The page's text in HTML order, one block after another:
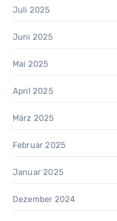
Juli 2025
Juni 2025
Mai 2025
April 2025
März 2025
Februar 2025
Januar 2025
Dezember 2024